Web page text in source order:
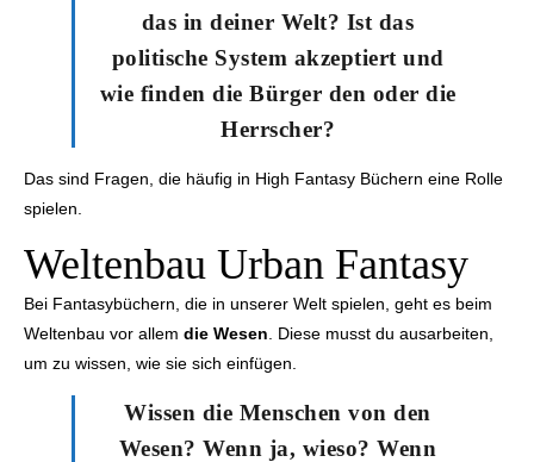
das in deiner Welt? Ist das
politische System akzeptiert und
wie finden die Bürger den oder die
Herrscher?
Das sind Fragen, die häufig in High Fantasy Büchern eine Rolle
spielen.
Weltenbau Urban Fantasy
Bei Fantasybüchern, die in unserer Welt spielen, geht es beim
Weltenbau vor allem die Wesen . Diese musst du ausarbeiten,
um zu wissen, wie sie sich einfügen.
Wissen die Menschen von den
Wesen? Wenn ja, wieso? Wenn